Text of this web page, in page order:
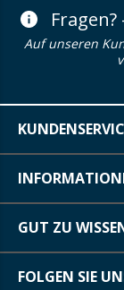
Auf unseren
GUT ZU
FOLGEN SIE